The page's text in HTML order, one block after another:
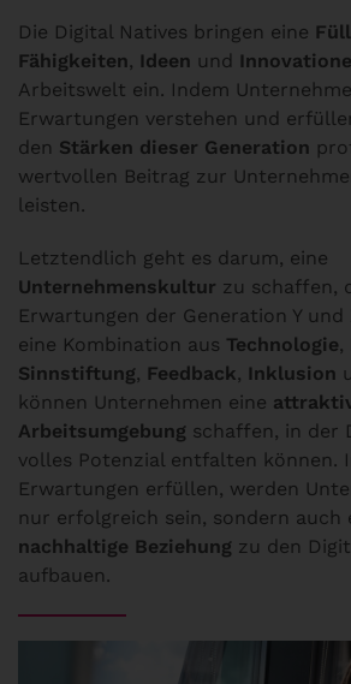
Die Digital Natives bringen eine
Fähigkeiten, Ideen und
Arbeitswelt ein. Indem
Erwartungen verstehen und
den Stärken dieser Generation
wertvollen Beitrag zur
leisten.
Letztendlich geht es darum, eine
Unternehmenskultur zu schaffen,
Erwartungen der Generation Y
eine Kombination aus Technologie,
Sinnstiftung, Feedback, Inklusion
können Unternehmen eine
Arbeitsumgebung schaffen, in der
volles Potenzial entfalten können.
Erwartungen erfüllen, werden
nur erfolgreich sein, sondern auch
nachhaltige Beziehung zu den
aufbauen.